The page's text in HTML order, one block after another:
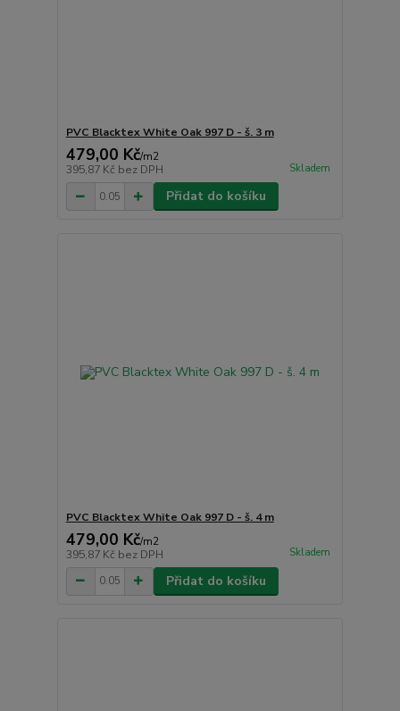
PVC Blacktex White Oak 997 D - š. 3 m
479,00 Kč/m2
395,87 Kč bez DPH Skladem
Přidat do košíku
PVC Blacktex White Oak 997 D - š. 4 m
479,00 Kč/m2
395,87 Kč bez DPH Skladem
Přidat do košíku